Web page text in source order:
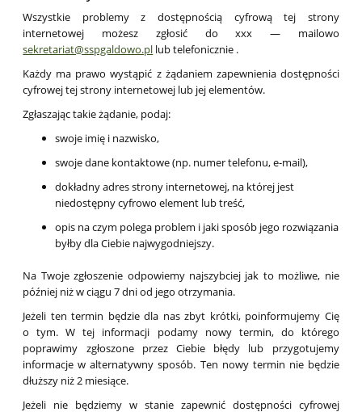
Wszystkie problemy z dostępnością cyfrową tej strony
internetowej możesz zgłosić doxxx — mailowo
sekretariat@sspgaldowo.pl lub telefonicznie .
Każdy ma prawo wystąpić z żądaniem zapewnienia dostępności
cyfrowej tej strony internetowej lub jej elementów.
Zgłaszając takie żądanie, podaj:
swoje imię i nazwisko,
swoje dane kontaktowe (np. numer telefonu, e-mail),
dokładny adres strony internetowej, na której jest
niedostępny cyfrowo element lub treść,
opis na czym polega problem i jaki sposób jego rozwiązania
byłby dla Ciebie najwygodniejszy.
Na Twoje zgłoszenie odpowiemy najszybciej jak to możliwe, nie
później niż w ciągu 7 dni od jego otrzymania.
Jeżeli ten termin będzie dla nas zbyt krótki, poinformujemy Cię
o tym. W tej informacji podamy nowy termin, do którego
poprawimy zgłoszone przez Ciebie błędy lub przygotujemy
informacje w alternatywny sposób. Ten nowy termin nie będzie
dłuższy niż 2 miesiące.
Jeżeli nie będziemy w stanie zapewnić dostępności cyfrowej